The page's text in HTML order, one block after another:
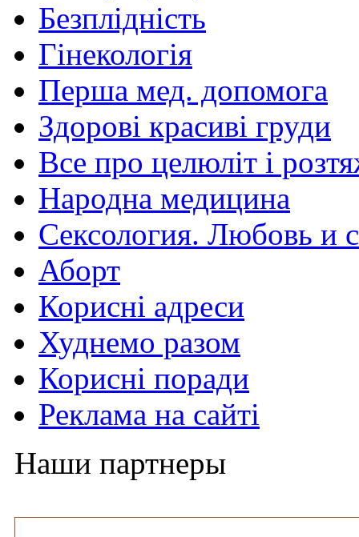
Безплідність
Гінекологія
Перша мед. допомога
Здорові красиві груди
Все про целюліт і
Народна медицина
Сексология. Любовь и
Аборт
Корисні адреси
Худнемо разом
Корисні поради
Реклама на сайті
Наши партнеры